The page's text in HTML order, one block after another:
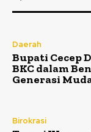
Daerah
Bupati Cecep
BKC dalam
Generasi
Birokrasi